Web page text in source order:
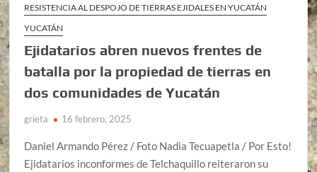
RESISTENCIA AL DESPOJO DE TIERRAS EJIDALES EN YUCATÁN
YUCATÁN
Ejidatarios abren nuevos frentes de
batalla por la propiedad de tierras en
dos comunidades de Yucatán
grieta 16 febrero, 2025
Daniel Armando Pérez / Foto Nadia Tecuapetla / Por Esto!
Ejidatarios inconformes de Telchaquillo reiteraron su